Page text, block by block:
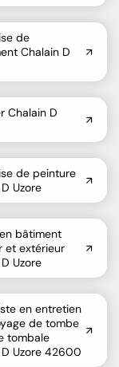
de
Chalain D
Chalain D
de peinture
Uzore
bâtiment
et extérieur
Uzore
en entretien
de tombe
tombale
Uzore 42600